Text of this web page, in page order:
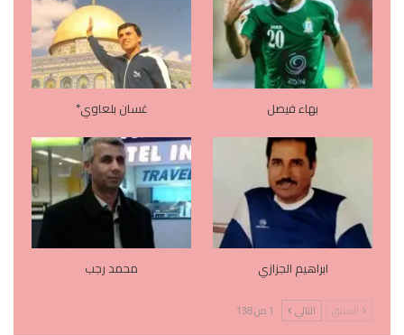
بهاء فيصل غسان بلعاوي*
ابراهيم الجزازي محمد رجب
السابق التالي 1 من 138